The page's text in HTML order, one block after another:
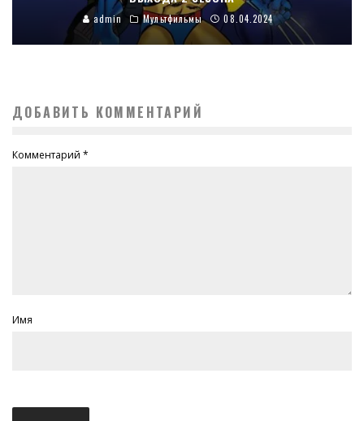
admin Мультфильмы 08.04.2024
ДОБАВИТЬ КОММЕНТАРИЙ
Комментарий *
Имя